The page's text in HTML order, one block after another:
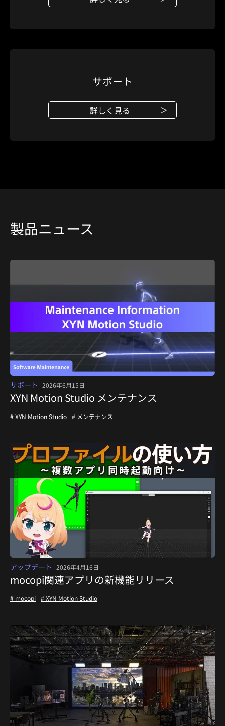
サポート
詳しく見る
製品ニュース
サポート 2026年6月15日
XYN Motion Studio メンテナンス
# XYN Motion Studio # メンテナンス
アップデート 2026年4月16日
mocopi関連アプリの新機能リリース
# mocopi # XYN Motion Studio